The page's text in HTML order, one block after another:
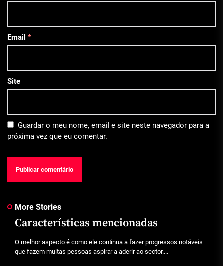
Email *
Site
Guardar o meu nome, email e site neste navegador para a
próxima vez que eu comentar.
More Stories
Características mencionadas
O melhor aspecto é como ele continua a fazer progressos notáveis
que fazem muitas pessoas aspirar a aderir ao sector....